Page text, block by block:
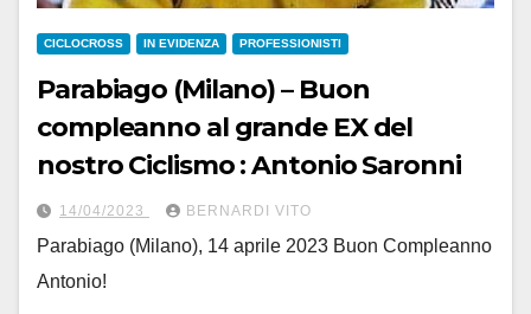
CICLOCROSS IN EVIDENZA PROFESSIONISTI
Parabiago (Milano) – Buon
compleanno al grande EX del
nostro Ciclismo : Antonio Saronni
14/04/2023 BERNARDI VITO
Parabiago (Milano), 14 aprile 2023 Buon Compleanno
Antonio!